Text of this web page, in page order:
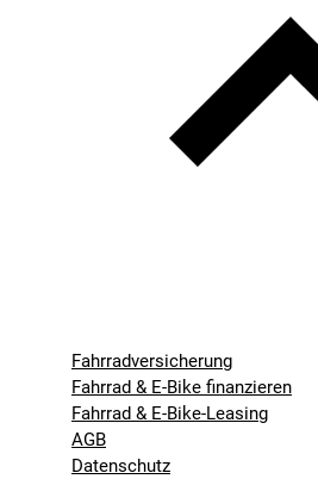
Fahrradversicherung
Fahrrad & E-Bike finanzieren
Fahrrad & E-Bike-Leasing
AGB
Datenschutz